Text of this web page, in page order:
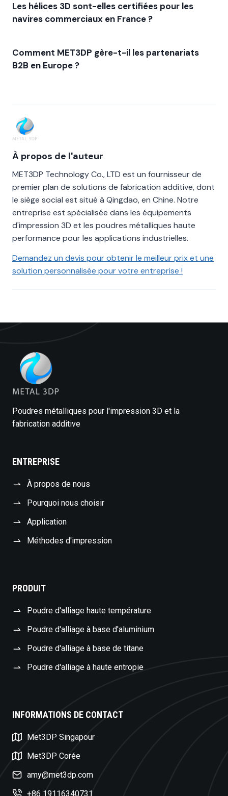
Les hélices 3D sont-elles certifiées pour les
navires commerciaux en France ?
Comment MET3DP gère-t-il les partenariats
B2B en Europe ?
À propos de l'auteur
MET3DP Technology Co., LTD est un fournisseur de
premier plan de solutions de fabrication additive, dont
le siège social est situé à Qingdao, en Chine. Notre
entreprise est spécialisée dans les équipements
d'impression 3D et les poudres métalliques haute
performance pour les applications industrielles.
Demandez un devis pour obtenir le meilleur prix et une
solution personnalisée pour votre entreprise !
Poudres métalliques pour l'impression 3D et la
fabrication additive
ENTREPRISE
À propos de nous
Pourquoi nous choisir
Application
Méthodes d'impression
PRODUIT
Poudre d'alliage haute température
Poudre d'alliage à base d'aluminium
Poudre d'alliage à base de titane
Poudre d'alliage à haute entropie
INFORMATIONS DE CONTACT
Met3DP Singapour
Met3DP Corée
amy@met3dp.com
+86 19116340731